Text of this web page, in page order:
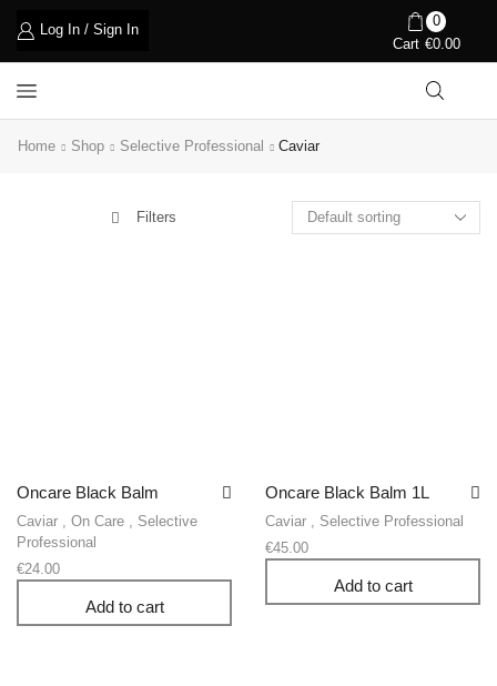
Log In / Sign In
0
Cart €0.00
Home Shop Selective Professional Caviar
Filters
Oncare Black Balm
Caviar On Care
Selective
Professional
€24.00
Add to cart
Oncare Black Balm 1L
Caviar
Selective Professional
€45.00
Add to cart